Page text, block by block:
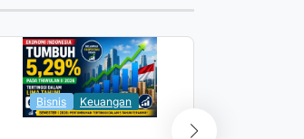
Bisnis Keuangan